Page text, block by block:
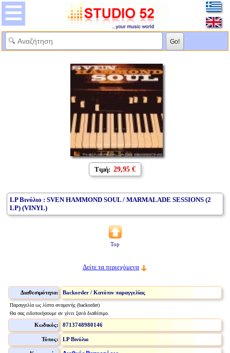
Τιμή: 29,95 €
LP Βινύλιο : SVEN HAMMOND SOUL / MARMALADE SESSIONS (2
LP) (VINYL)
Top
Δείτε τα περιεχόμενα
Διαθεσιμότητα: Backorder / Κατόπιν παραγγελίας
Παραγγελία ως λίστα αναμονής (backorder)
Θα σας ειδοποιήσουμε αν γίνει ξανά διαθέσιμο.
Κωδικός: 8713748980146
Τύπος: LP Βινύλιο